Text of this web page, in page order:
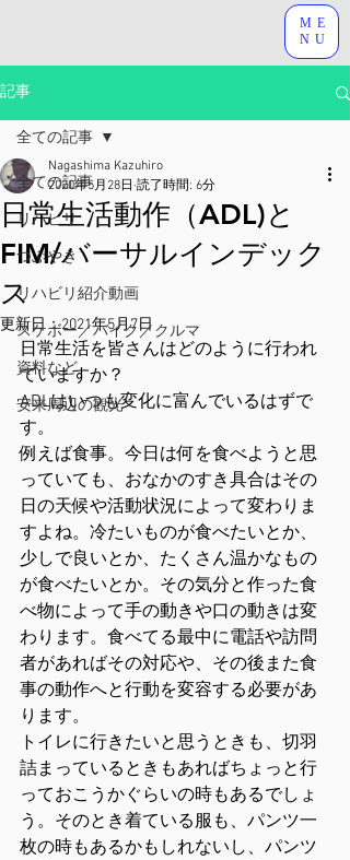
ME
NU
記事
全ての記事
リハビリ
つぶやき
リハビリ紹介動画
スケボー／バイク／クルマ
資料など
安来周辺の観光
全ての記事
日常生活動作（ADL)と
FIM/バーサルインデック
ス
Nagashima Kazuhiro
2020年5月28日 読了時間: 6分
更新日：2021年5月7日
日常生活を皆さんはどのように行われ
ていますか？
ADLはいつも変化に富んでいるはずで
す。
例えば食事。今日は何を食べようと思
っていても、おなかのすき具合はその
日の天候や活動状況によって変わりま
すよね。冷たいものが食べたいとか、
少しで良いとか、たくさん温かなもの
が食べたいとか。その気分と作った食
べ物によって手の動きや口の動きは変
わります。食べてる最中に電話や訪問
者があればその対応や、その後また食
事の動作へと行動を変容する必要があ
ります。
トイレに行きたいと思うときも、切羽
詰まっているときもあればちょっと行
っておこうかぐらいの時もあるでしょ
う。そのとき着ている服も、パンツ一
枚の時もあるかもしれないし、パンツ